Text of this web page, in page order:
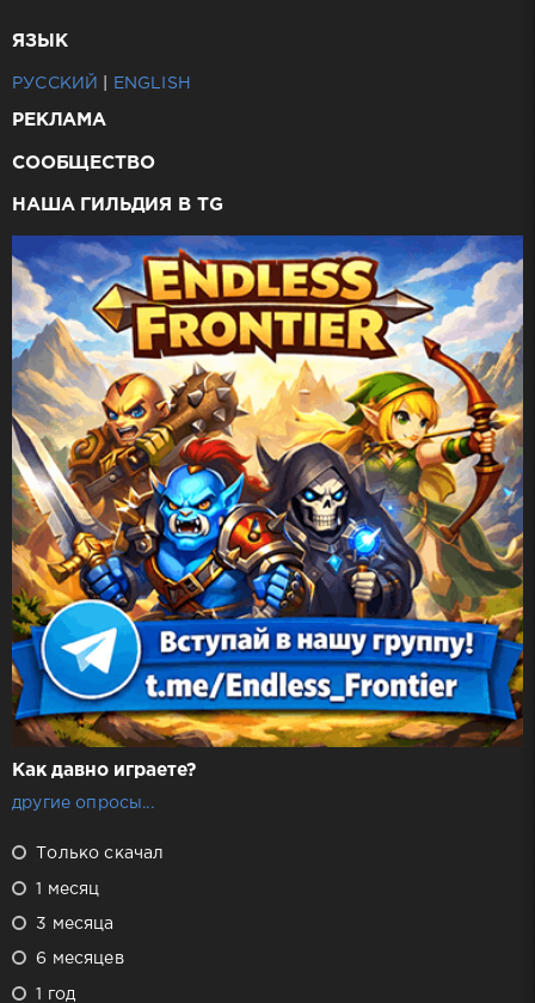
ЯЗЫК
РУССКИЙ ENGLISH
РЕКЛАМА
СООБЩЕСТВО
НАША ГИЛЬДИЯ В TG
Как давно играете?
другие опросы...
Только скачал
1 месяц
3 месяца
6 месяцев
1 год